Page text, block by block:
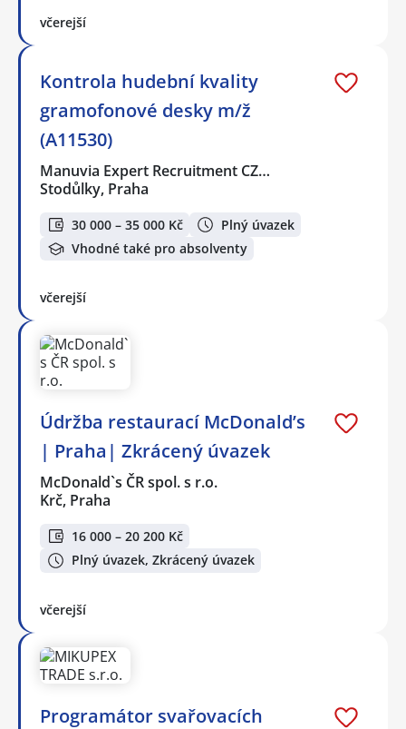
včerejší
Kontrola hudební kvality
gramofonové desky️ m/ž
(A11530)
Manuvia Expert Recruitment CZ…
Stodůlky, Praha
30 000 – 35 000 Kč
Plný úvazek
Vhodné také pro absolventy
včerejší
Údržba restaurací McDonald’s
| Praha| Zkrácený úvazek
McDonald`s ČR spol. s r.o.
Krč, Praha
16 000 – 20 200 Kč
Plný úvazek, Zkrácený úvazek
včerejší
Programátor svařovacích